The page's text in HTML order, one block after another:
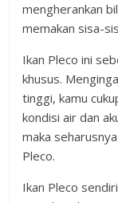
mengherankan
memakan sisa-
Ikan Pleco ini
khusus.
tinggi, kamu
kondisi air dan
maka
Pleco.
Ikan Pleco